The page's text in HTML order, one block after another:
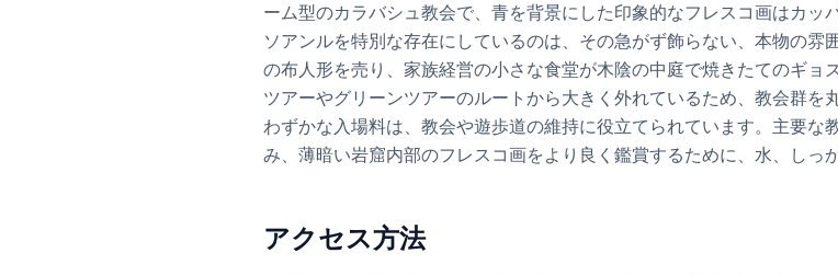
ーム型のカラバシュ教会で、青を背景にした印象的なフレスコ画はカッ
ソアンルを特別な存在にしているのは、その急がず飾らない、本物の雰
の布人形を売り、家族経営の小さな食堂が木陰の中庭で焼きたてのギョ
ツアーやグリーンツアーのルートから大きく外れているため、教会群を
わずかな入場料は、教会や遊歩道の維持に役立てられています。主要な
み、薄暗い岩窟内部のフレスコ画をより良く鑑賞するために、水、しっ
アクセス方法